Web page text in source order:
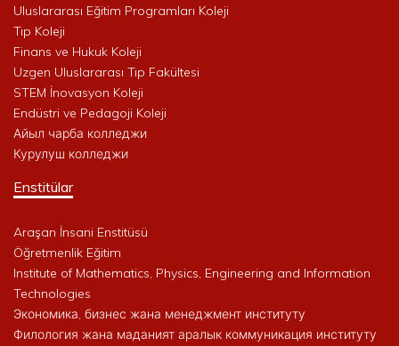
Uluslararası Eğitim Programları Koleji
Tıp Koleji
Finans ve Hukuk Koleji
Uzgen Uluslararası Tıp Fakültesi
STEM İnovasyon Koleji
Endüstri ve Pedagoji Koleji
Айыл чарба колледжи
Курулуш колледжи
Enstitülar
Araşan İnsani Enstitüsü
Öğretmenlik Eğitim
Institute of Mathematics, Physics, Engineering and Information
Technologies
Экономика, бизнес жана менеджмент институту
Филология жана маданият аралык коммуникация институту